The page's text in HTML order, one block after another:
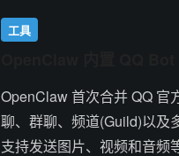
工具
OpenClaw 首次合并 QQ 官
聊、群聊、频道(Guild)以及
支持发送图片、视频和音频